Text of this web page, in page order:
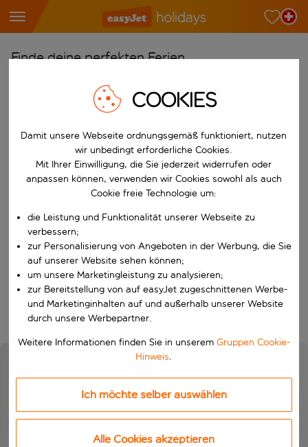
Finde deine perfekten Ferien
Beginne mit der Eingabe für die automatische
Wähle deine Flughäfen
Beginne mit der Eingabe für die automatische
Reiseziele finden
Nach
W&auml;hle ein Ab- und R&uuml;ckflugdatum aus.
Wähle deine Reisedaten
Wann
Wer
Suchen
COOKIES
Damit unsere Webseite ordnungsgemäß funktioniert, nutzen
wir unbedingt erforderliche Cookies.
Mit Ihrer Einwilligung, die Sie jederzeit widerrufen oder
anpassen können, verwenden wir Cookies sowohl als auch
Cookie freie Technologie um:
die Leistung und Funktionalität unserer Webseite zu
verbessern;
zur Personalisierung von Angeboten in der Werbung, die Sie
auf unserer Website sehen können;
um unsere Marketingleistung zu analysieren;
zur Bereitstellung von auf easyJet zugeschnittenen Werbe-
und Marketinginhalten auf und außerhalb unserer Website
durch unsere Werbepartner.
Weitere Informationen finden Sie in unserem Gruppen Cookie-
Hinweis.
Ich möchte selber auswählen
Alle Cookies akzeptieren